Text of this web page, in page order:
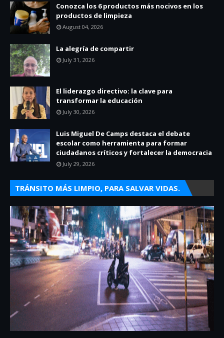
Conozca los 6 productos más nocivos en los
productos de limpieza
August 04, 2026
La alegría de compartir
July 31, 2026
El liderazgo directivo: la clave para
transformar la educación
July 30, 2026
Luis Miguel De Camps destaca el debate
escolar como herramienta para formar
ciudadanos críticos y fortalecer la democracia
July 29, 2026
TRÁNSITO MÁS LIMPIO, PARA SALVAR VIDAS.